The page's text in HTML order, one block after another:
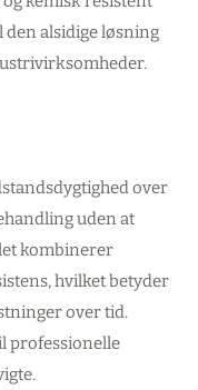
den alsidige løsning
over
uden at
kombinerer
hvilket betyder
over tid.
professionelle